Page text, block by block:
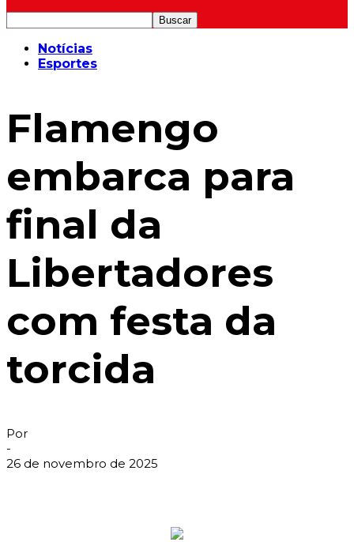
Notícias
Esportes
Flamengo
embarca para
final da
Libertadores
com festa da
torcida
Por
-
26 de novembro de 2025